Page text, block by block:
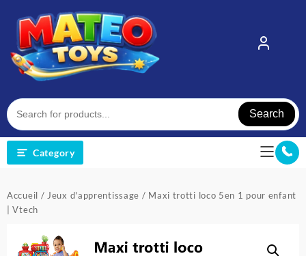
content
Search
Category
Accueil /Jeux d'apprentissage / Maxi trotti loco 5en 1 pour enfant
| Vtech